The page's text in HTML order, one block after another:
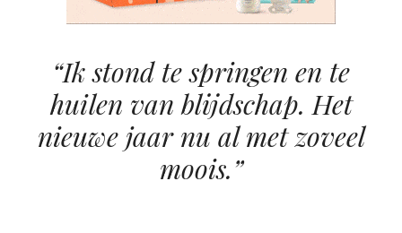
“Ik stond te springen en te
huilen van blijdschap. Het
nieuwe jaar nu al met zoveel
moois.”